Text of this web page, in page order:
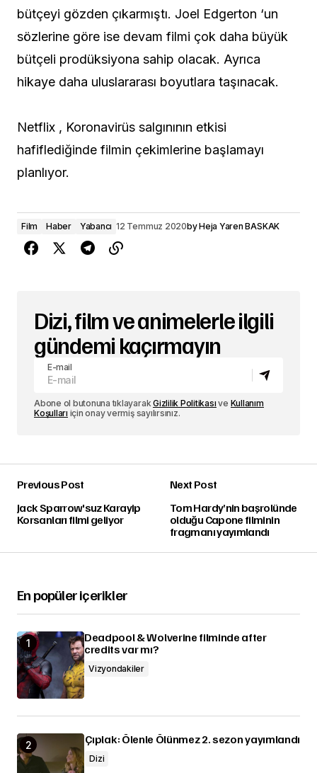
bütçeyi gözden çıkarmıştı. Joel Edgerton ‘un
sözlerine göre ise devam filmi çok daha büyük
bütçeli prodüksiyona sahip olacak. Ayrıca
hikaye daha uluslararası boyutlara taşınacak.
Netflix , Koronavirüs salgınının etkisi
hafiflediğinde filmin çekimlerine başlamayı
planlıyor.
Film Haber Yabancı 12 Temmuz 2020byHeja Yaren BASKAK
Dizi, film ve animelerle ilgili
gündemi kaçırmayın
E-mail
Abone ol butonuna tıklayarakGizlilik Politikası ve Kullanım
Koşulları için onay vermiş sayılırsınız.
Previous Post
Jack Sparrow'suz Karayip
Korsanları filmi geliyor
Next Post
Tom Hardy’nin başrolünde
olduğu Capone filminin
fragmanı yayımlandı
En popüler içerikler
Deadpool & Wolverine filminde after
credits var mı?
Vizyondakiler
Çıplak: Ölenle Ölünmez 2. sezon yayımlandı
Dizi